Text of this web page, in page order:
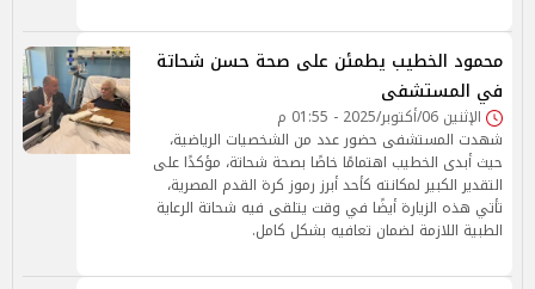
محمود الخطيب يطمئن على صحة حسن شحاتة
في المستشفى
الإثنين 06/أكتوبر/2025 - 01:55 م
شهدت المستشفى حضور عدد من الشخصيات الرياضية،
حيث أبدى الخطيب اهتمامًا خاصًا بصحة شحاتة، مؤكدًا على
التقدير الكبير لمكانته كأحد أبرز رموز كرة القدم المصرية،
تأتي هذه الزيارة أيضًا في وقت يتلقى فيه شحاتة الرعاية
الطبية اللازمة لضمان تعافيه بشكل كامل.